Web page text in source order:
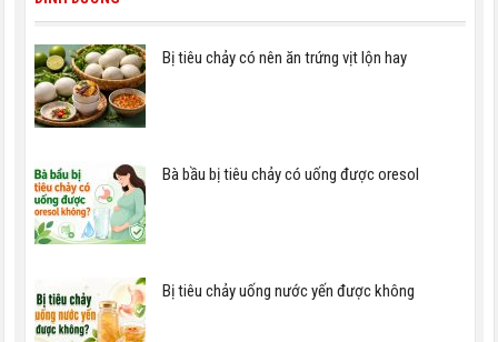
Bị tiêu chảy có nên ăn trứng vịt lộn hay
Bà bầu bị tiêu chảy có uống được oresol
Bị tiêu chảy uống nước yến được không